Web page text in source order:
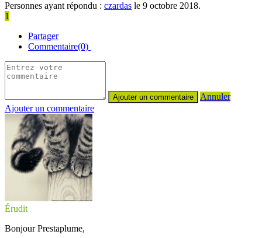
Personnes ayant répondu : czardas le 9 octobre 2018.
1
Partager
Commentaire(0)
Annuler
Ajouter un commentaire
Érudit
Bonjour Prestaplume,